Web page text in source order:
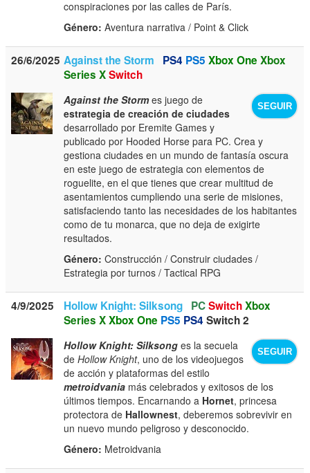
conspiraciones por las calles de París.
Género: Aventura narrativa / Point & Click
26/6/2025 Against the Storm PS4 PS5 Xbox One Xbox
Series XSwitch
SEGUIR
Against the Stormes juego de
estrategia de creación de ciudades
desarrollado por Eremite Games y
publicado por Hooded Horse para PC. Crea y
gestiona ciudades en un mundo de fantasía oscura
en este juego de estrategia con elementos de
roguelite, en el que tienes que crear multitud de
asentamientos cumpliendo una serie de misiones,
satisfaciendo tanto las necesidades de los habitantes
como de tu monarca, que no deja de exigirte
resultados.
Género: Construcción / Construir ciudades /
Estrategia por turnos / Tactical RPG
4/9/2025 Hollow Knight: Silksong PCSwitchXbox
Series XXbox One PS5 PS4 Switch 2
SEGUIR
Hollow Knight: Silksong es la secuela
deHollow Knight, uno de los videojuegos
de acción y plataformas del estilo
metroidvania más celebrados y exitosos de los
últimos tiempos. Encarnando a Hornet, princesa
protectora de Hallownest, deberemos sobrevivir en
un nuevo mundo peligroso y desconocido.
Género: Metroidvania